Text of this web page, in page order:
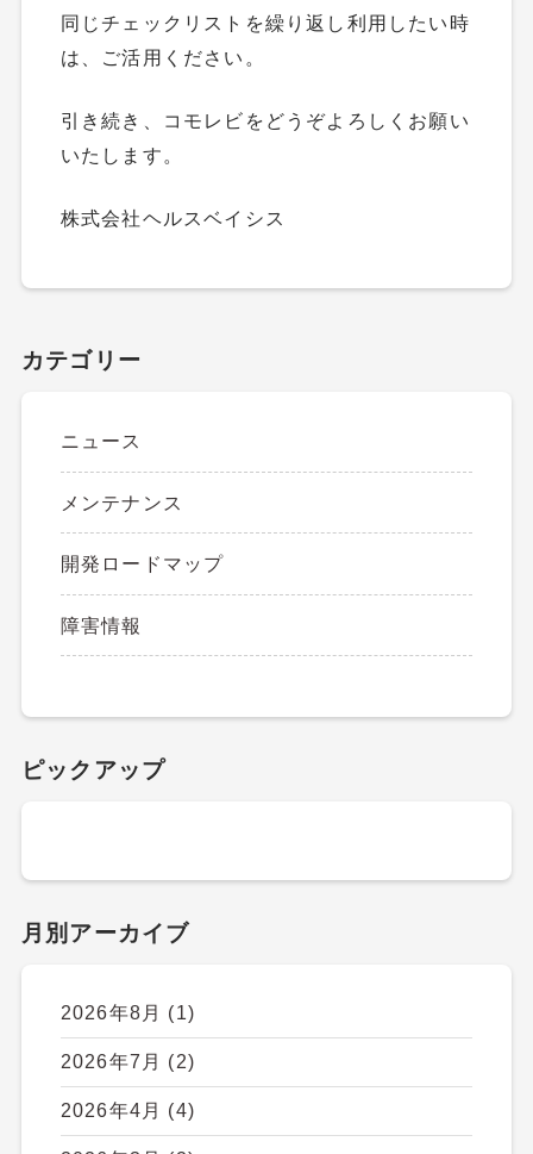
同じチェックリストを繰り返し利用したい時
は、ご活用ください。
引き続き、コモレビをどうぞよろしくお願い
いたします。
株式会社ヘルスベイシス
カテゴリー
ニュース
メンテナンス
開発ロードマップ
障害情報
ピックアップ
月別アーカイブ
2026年8月 (1)
2026年7月 (2)
2026年4月 (4)